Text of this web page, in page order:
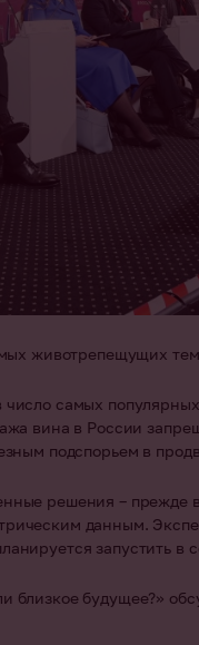
животрепещущих
самых
вина в России
подспорьем в
решения – прежде
данным.
запустить в
будущее?»